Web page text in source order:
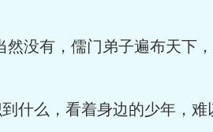
没有，儒门弟子遍布天下
么，看着身边的少年，难